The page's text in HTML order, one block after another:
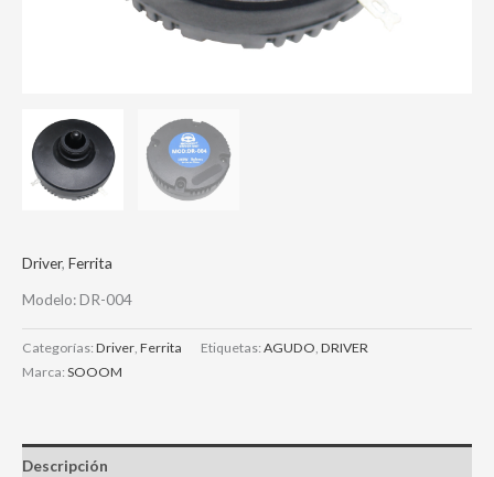
Driver, Ferrita
Modelo: DR-004
Categorías: Driver Ferrita Etiquetas: AGUDO DRIVER
Marca: SOOOM
Descripción